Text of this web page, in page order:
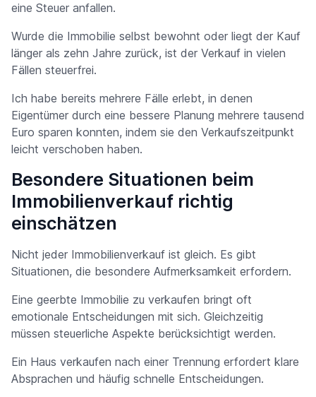
eine Steuer anfallen.
Wurde die Immobilie selbst bewohnt oder liegt der Kauf
länger als zehn Jahre zurück, ist der Verkauf in vielen
Fällen steuerfrei.
Ich habe bereits mehrere Fälle erlebt, in denen
Eigentümer durch eine bessere Planung mehrere tausend
Euro sparen konnten, indem sie den Verkaufszeitpunkt
leicht verschoben haben.
Besondere Situationen beim
Immobilienverkauf richtig
einschätzen
Nicht jeder Immobilienverkauf ist gleich. Es gibt
Situationen, die besondere Aufmerksamkeit erfordern.
Eine geerbte Immobilie zu verkaufen bringt oft
emotionale Entscheidungen mit sich. Gleichzeitig
müssen steuerliche Aspekte berücksichtigt werden.
Ein Haus verkaufen nach einer Trennung erfordert klare
Absprachen und häufig schnelle Entscheidungen.